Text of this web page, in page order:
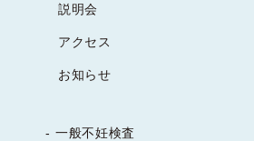
のキャリアやライフプランに合わ
妊娠・出産の時期を主体的に考え
に寄り添いながら丁寧にご案内い
を使った夏らしいアレンジとなっ
スタッフ一同、笑顔で皆さまをお
説明会
アクセス
お知らせ
一般不妊検査